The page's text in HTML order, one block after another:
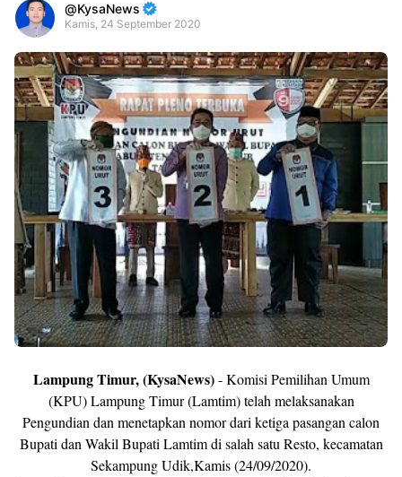
KysaNews
Kamis, 24 September 2020
Premium
By
Raushan
Design
With
Shroff
Templates
Lampung Timur, (KysaNews)- Komisi Pemilihan Umum
(KPU) Lampung Timur (Lamtim) telah melaksanakan
Pengundian dan menetapkan nomor dari ketiga pasangan calon
Bupati dan Wakil Bupati Lamtim di salah satu Resto, kecamatan
Sekampung Udik,Kamis (24/09/2020).